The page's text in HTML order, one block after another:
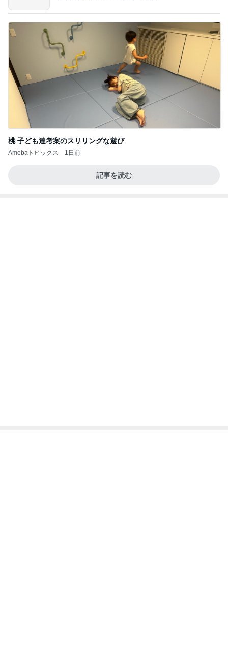
桃 子ども達考案のスリリングな遊び
Amebaトピックス 1日前
記事を読む